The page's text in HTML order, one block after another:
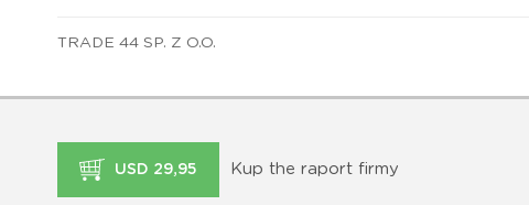
TRADE 44 SP. Z O.O.
USD 29,95 Kup the raport firmy